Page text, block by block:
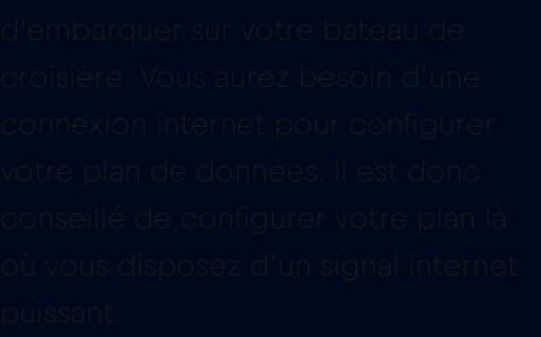
votre plan de données. Il est donc
conseillé de configurer votre plan là
où vous disposez d’un signal internet
puissant.
Les forfaits sont valables pendant 30
jours après l’activation. Lorsque vous
avez utilisé 80 % de vos données,